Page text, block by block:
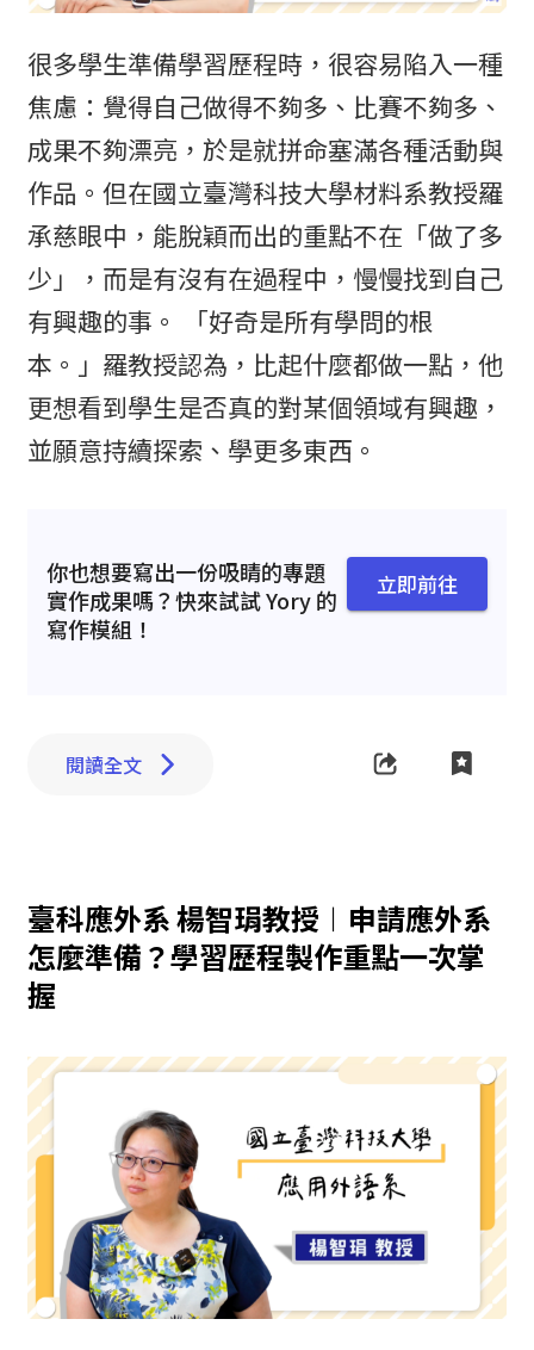
很多學生準備學習歷程時，很容易陷入一種
焦慮：覺得自己做得不夠多、比賽不夠多、
成果不夠漂亮，於是就拼命塞滿各種活動與
作品。但在國立臺灣科技大學材料系教授羅
承慈眼中，能脫穎而出的重點不在「做了多
少」，而是有沒有在過程中，慢慢找到自己
有興趣的事。 「好奇是所有學問的根
本。」羅教授認為，比起什麼都做一點，他
更想看到學生是否真的對某個領域有興趣，
並願意持續探索、學更多東西。
你也想要寫出一份吸睛的專題
實作成果嗎？快來試試 Yory 的
寫作模組！
立即前往
閱讀全文
臺科應外系 楊智琄教授︱申請應外系
怎麼準備？學習歷程製作重點一次掌
握